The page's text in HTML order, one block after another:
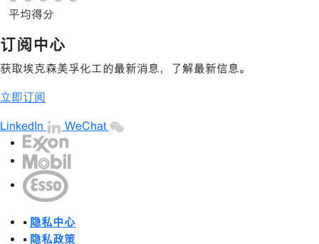
平均得分
订阅中心
获取埃克森美孚化工的最新消息，了解最新信息。
立即订阅
LinkedIn WeChat
• 隐私中心
• 隐私政策